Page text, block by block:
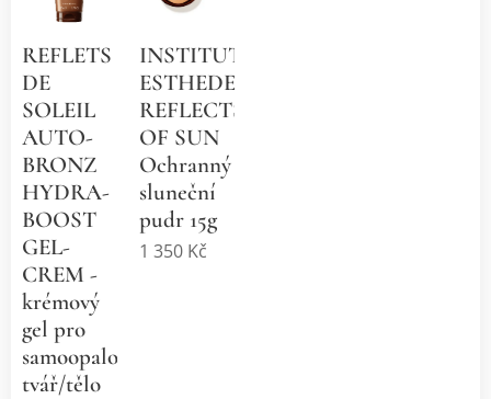
REFLETS
DE
SOLEIL
AUTO-
BRONZ
HYDRA-
BOOST
GEL-
CREM -
krémový
gel pro
samoopalování
tvář/tělo
INSTITUT
ESTHEDERM
REFLECTS
OF SUN
Ochranný
sluneční
pudr 15g
1 350 Kč